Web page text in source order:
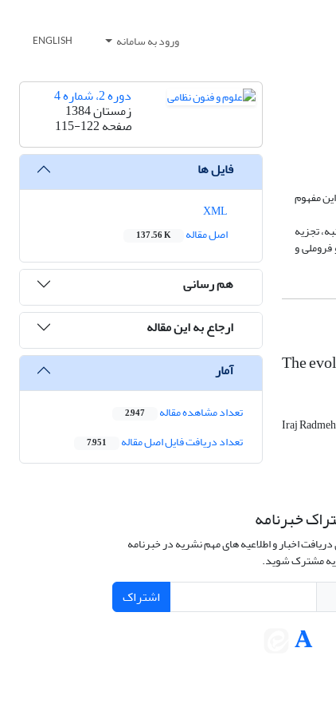
ورود به سامانه ENGLISH
مفهوم
تجزیه
و
The
Iraj
دوره 2، شماره 4
زمستان 1384
صفحه115-122
فایل ها
اصل مقاله
137.56 K
هم رسانی
ارجاع به این مقاله
آمار
تعداد مشاهده مقاله 2,947
تعداد دریافت فایل اصل مقاله 7,951
خبرنامه
دریافت اخبار و اطلاعیه های مهم نشریه در خبرنامه
مشترک شوید.
اشتراک